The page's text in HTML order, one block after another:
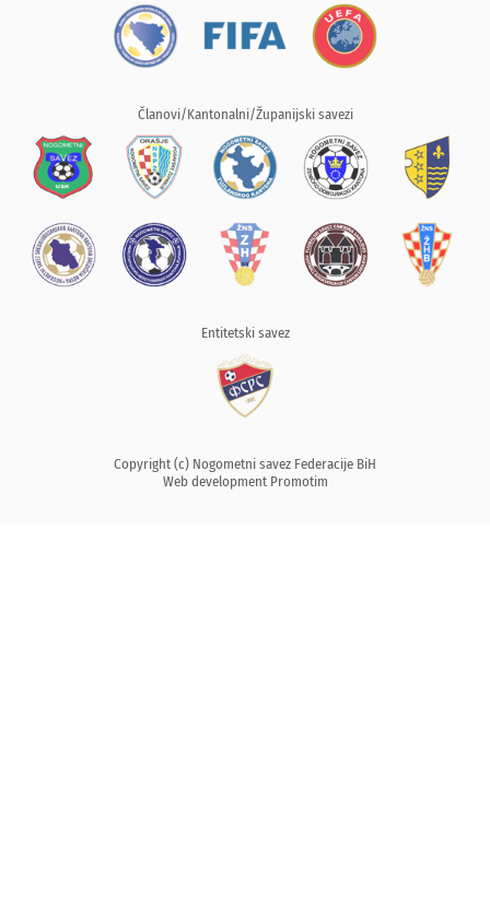
Članovi/Kantonalni/Županijski savezi
Entitetski savez
Copyright (c) Nogometni savez Federacije BiH
Web development Promotim